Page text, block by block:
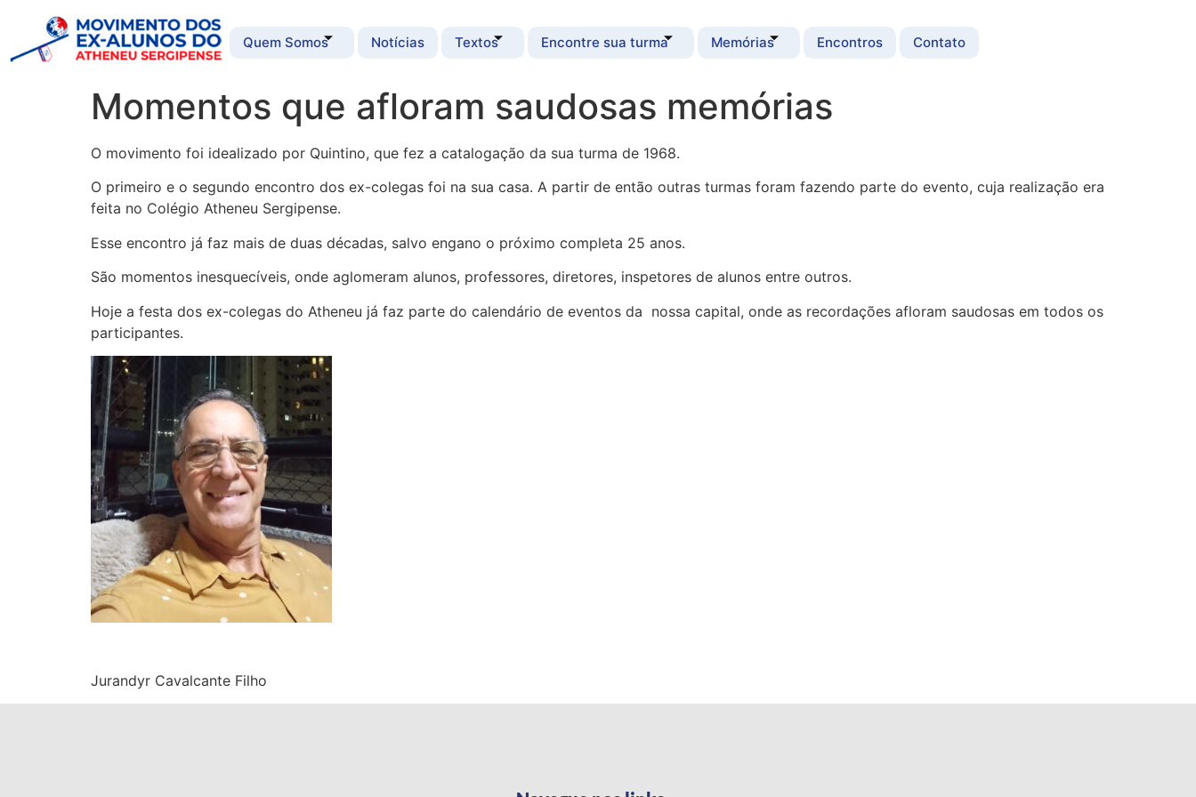
Quem Somos Notícias Textos Encontre sua turma Memórias Encontros Contato
Momentos que afloram saudosas memórias
O movimento foi idealizado por Quintino, que fez a catalogação da sua turma de 1968.
O primeiro e o segundo encontro dos ex-colegas foi na sua casa. A partir de então outras turmas foram fazendo parte do evento, cuja realização era
feita no Colégio Atheneu Sergipense.
Esse encontro já faz mais de duas décadas, salvo engano o próximo completa 25 anos.
São momentos inesquecíveis, onde aglomeram alunos, professores, diretores, inspetores de alunos entre outros.
Hoje a festa dos ex-colegas do Atheneu já faz parte do calendário de eventos da nossa capital, onde as recordações afloram saudosas em todos os
participantes.
Jurandyr Cavalcante Filho